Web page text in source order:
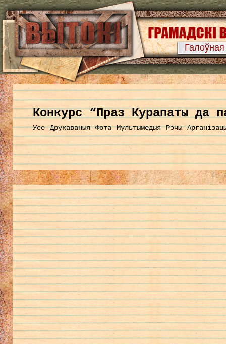
Галоўная
Конкурс “Праз Курапаты да
Усе Друкаваныя Фота Мультымедыя Рэчы